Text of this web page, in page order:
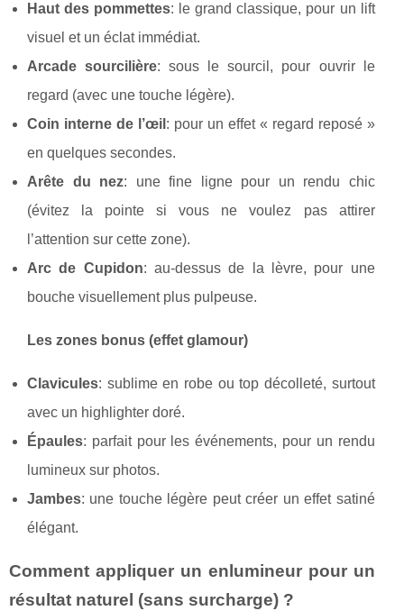
Haut des pommettes: le grand classique, pour un lift
visuel et un éclat immédiat.
Arcade sourcilière: sous le sourcil, pour ouvrir le
regard (avec une touche légère).
Coin interne de l’œil : pour un effet « regard reposé »
en quelques secondes.
Arête du nez: une fine ligne pour un rendu chic
(évitez la pointe si vous ne voulez pas attirer
l’attention sur cette zone).
Arc de Cupidon: au-dessus de la lèvre, pour une
bouche visuellement plus pulpeuse.
Les zones bonus (effet glamour)
Clavicules: sublime en robe ou top décolleté, surtout
avec un highlighter doré.
Épaules: parfait pour les événements, pour un rendu
lumineux sur photos.
Jambes: une touche légère peut créer un effet satiné
élégant.
Comment appliquer un enlumineur pour un
résultat naturel (sans surcharge) ?